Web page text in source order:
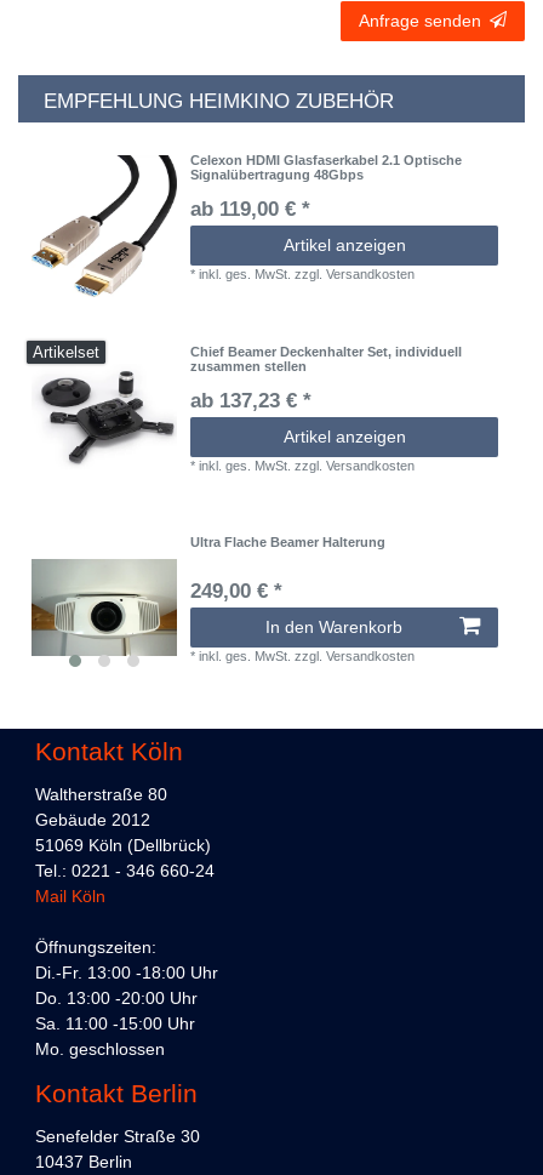
Anfrage senden
EMPFEHLUNG HEIMKINO ZUBEHÖR
Celexon HDMI Glasfaserkabel 2.1 Optische
Signalübertragung 48Gbps
ab 119,00 € *
Artikel anzeigen
*inkl. ges. MwSt. zzgl.Versandkosten
Artikelset
Chief Beamer Deckenhalter Set, individuell
zusammen stellen
ab 137,23 € *
Artikel anzeigen
*inkl. ges. MwSt. zzgl.Versandkosten
Ultra Flache Beamer Halterung
249,00 € *
In den Warenkorb
*inkl. ges. MwSt. zzgl.Versandkosten
Kontakt Köln
Waltherstraße 80
Gebäude 2012
51069 Köln (Dellbrück)
Tel.: 0221 - 346 660-24
Mail Köln
Öffnungszeiten:
Di.-Fr. 13:00 -18:00 Uhr
Do. 13:00 -20:00 Uhr
Sa. 11:00 -15:00 Uhr
Mo. geschlossen
Kontakt Berlin
Senefelder Straße 30
10437 Berlin